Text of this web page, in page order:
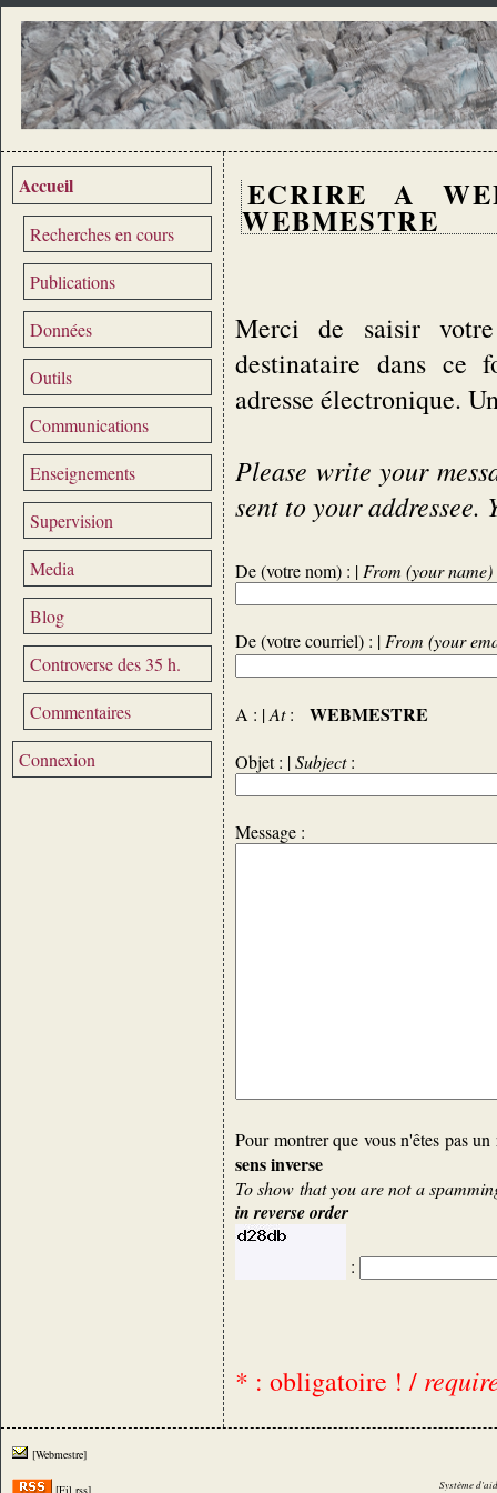
Accueil
Recherches en cours
Publications
Données
Outils
Communications
Enseignements
Supervision
Media
Blog
Controverse des 35 h.
Commentaires
Connexion
ECRIRE A
WEBMESTRE
Merci de saisir
destinataire dans ce
adresse électronique.
Please write your
sent to your addressee.
De (votre nom) : | From (your name)
De (votre courriel) : | From (your
A : |At: WEBMESTRE
Objet : |Subject:
Message :
Pour montrer que vous n'êtes pas
sens inverse
To show that you are not a
in reverse order
:
* : obligatoire ! /
[Webmestre]
[Fil rss] Système